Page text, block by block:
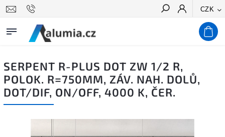
CZK
Hledat
SERPENT R-PLUS DOT ZW 1/2 R,
POLOK. R=750MM, ZÁV. NAH. DOLŮ,
DOT/DIF, ON/OFF, 4000 K, ČER.